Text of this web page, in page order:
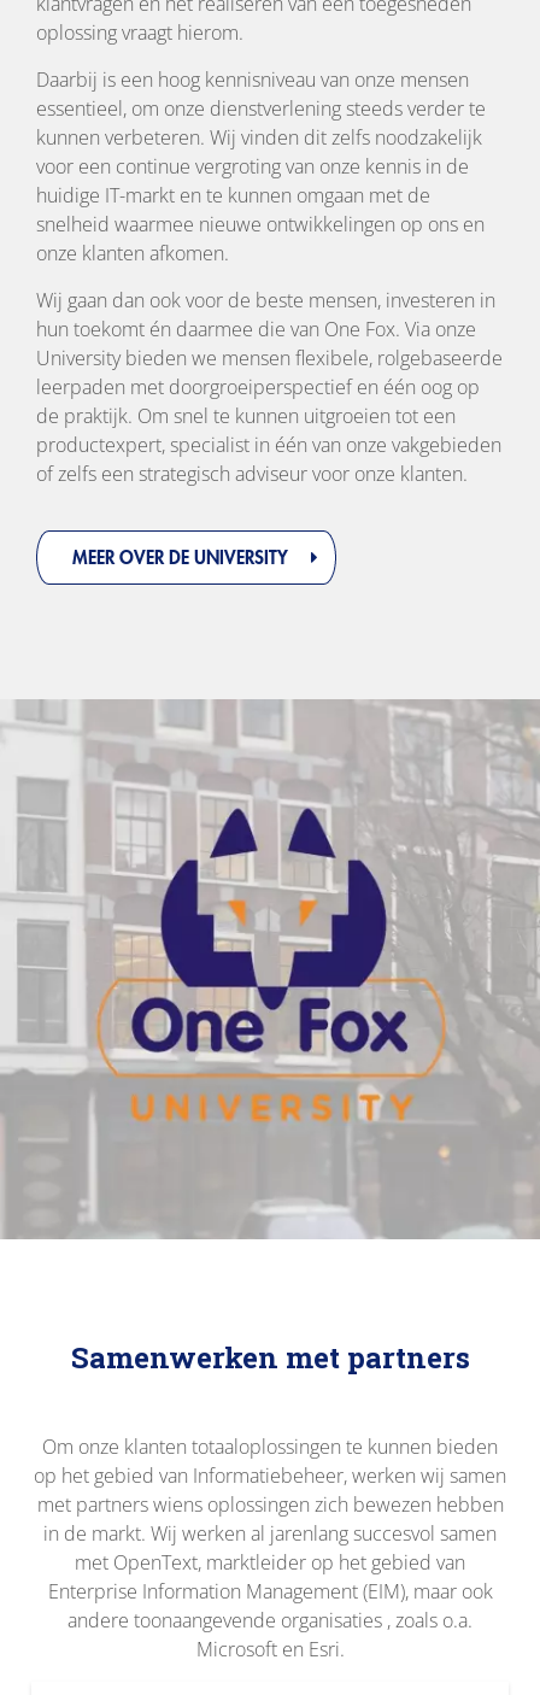
oplossing vraagt hierom.
Daarbij is een hoog kennisniveau van onze mensen
essentieel, om onze dienstverlening steeds verder te
kunnen verbeteren. Wij vinden dit zelfs noodzakelijk
voor een continue vergroting van onze kennis in de
huidige IT-markt en te kunnen omgaan met de
snelheid waarmee nieuwe ontwikkelingen op ons en
onze klanten afkomen.
Wij gaan dan ook voor de beste mensen, investeren in
hun toekomt én daarmee die van One Fox. Via onze
University bieden we mensen flexibele, rolgebaseerde
leerpaden met doorgroeiperspectief en één oog op
de praktijk. Om snel te kunnen uitgroeien tot een
productexpert, specialist in één van onze vakgebieden
of zelfs een strategisch adviseur voor onze klanten.
MEER OVER DE UNIVERSITY
Samenwerken met partners
Om onze klanten totaaloplossingen te kunnen bieden
op het gebied van Informatiebeheer, werken wij samen
met partners wiens oplossingen zich bewezen hebben
in de markt. Wij werken al jarenlang succesvol samen
met OpenText, marktleider op het gebied van
Enterprise Information Management (EIM), maar ook
andere toonaangevende organisaties , zoals o.a.
Microsoft en Esri.